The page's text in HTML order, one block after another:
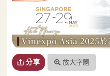
分享 放大字體